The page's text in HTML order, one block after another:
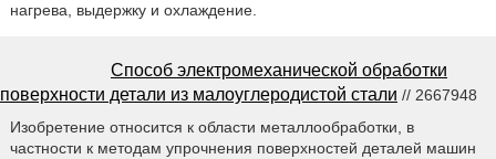
нагрева, выдержку и охлаждение.
Способ электромеханической обработки
поверхности детали из малоуглеродистой стали // 2667948
Изобретение относится к области металлообработки, в
частности к методам упрочнения поверхностей деталей машин